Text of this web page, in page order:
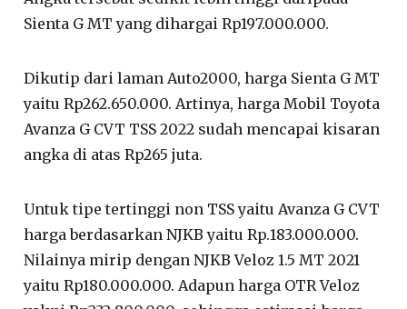
Sienta G MT yang dihargai Rp197.000.000.
Dikutip dari laman Auto2000, harga Sienta G MT
yaitu Rp262.650.000. Artinya, harga Mobil Toyota
Avanza G CVT TSS 2022 sudah mencapai kisaran
angka di atas Rp265 juta.
Untuk tipe tertinggi non TSS yaitu Avanza G CVT
harga berdasarkan NJKB yaitu Rp.183.000.000.
Nilainya mirip dengan NJKB Veloz 1.5 MT 2021
yaitu Rp180.000.000. Adapun harga OTR Veloz